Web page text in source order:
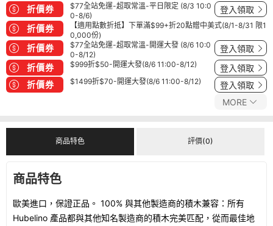
折價券
$77全站免運-超取常溫-平日限定 (8/3 10:0
0-8/6)
登入領取
折價券
【適用點數折抵】下單滿$99+折20點贈中美式(8/1-8/31 限1
0,000份)
折價券
$77全站免運-超取常溫-開運大發 (8/6 10:0
0-8/12)
登入領取
折價券 $999折$50-開運大發(8/6 11:00-8/12) 登入領取
折價券 $1499折$70-開運大發(8/6 11:00-8/12) 登入領取
MORE
商品特色 評價(0)
商品特色
歐美進口，保證正品。 100% 與其他製造商的積木兼容：所有
Hubelino 產品都與其他知名製造商的積木完美匹配，從而最佳地